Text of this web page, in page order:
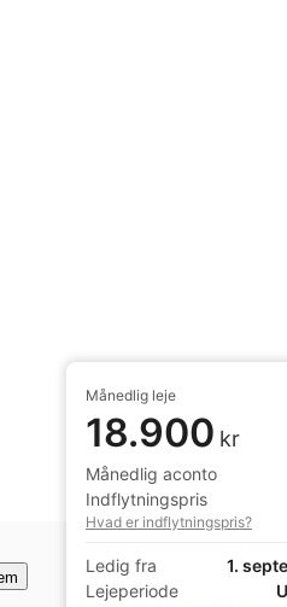
Månedlig leje
18.900 kr
Månedlig aconto
Indflytningspris
Hvad er indflytningspris?
Ledig fra
1.
Lejeperiode